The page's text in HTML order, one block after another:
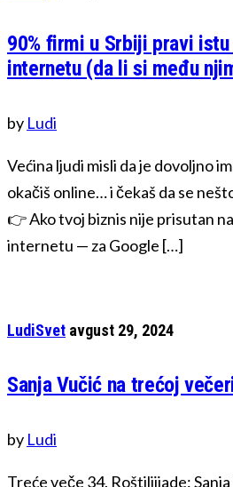
90% firmi u Srbiji pravi
internetu (da li si među
by Ludi
Većina ljudi misli da je dovoljno
okačiš online… i čekaš da se
👉 Ako tvoj biznis nije prisutan
internetu — za Google […]
LudiSvet avgust 29, 2024
Sanja Vučić na trećoj
by Ludi
Treće veče 34. Roštiljijade: